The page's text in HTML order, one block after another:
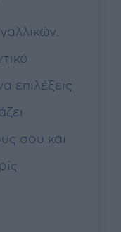
επιλέξεις
σου και